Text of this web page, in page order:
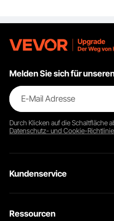
für die Arbeit im Freien
im Frühling und
Melden Sie sich für
E-Mail Adresse
Durch Klicken auf die Schaltfläche
Datenschutz- und Cookie-
Kundenservice
Rückgaben & Ersatz
Ressourcen